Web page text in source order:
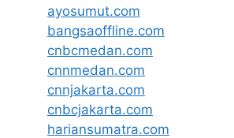
ayosumut.com
bangsaoffline.com
cnbcmedan.com
cnnmedan.com
cnnjakarta.com
cnbcjakarta.com
hariansumatra.com